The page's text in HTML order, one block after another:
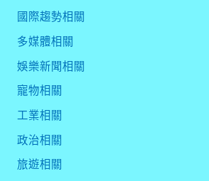
國際趨勢相關
多媒體相關
娛樂新聞相關
寵物相關
工業相關
政治相關
旅遊相關